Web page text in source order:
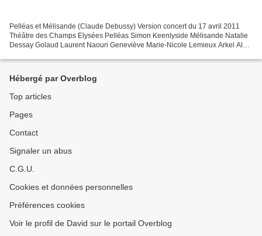
Pelléas et Mélisande (Claude Debussy) Version concert du 17 avril 2011
Théâtre des Champs Elysées Pelléas Simon Keenlyside Mélisande Natalie
Dessay Golaud Laurent Naouri Geneviève Marie-Nicole Lemieux Arkel Alain
Hébergé par Overblog
Top articles
Pages
Contact
Signaler un abus
C.G.U.
Cookies et données personnelles
Préférences cookies
Voir le profil de David sur le portail Overblog